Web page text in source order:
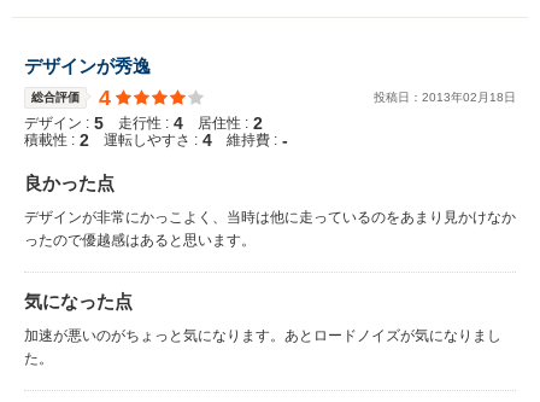
デザインが秀逸
総合評価 4 投稿日： 2013年02 月 18日
デザイン : 5 走行性 : 4 居住性 : 2
積載性 : 2 運転しやすさ : 4 維持費 : -
良かった点
デザインが非常にかっこよく、当時は他に走っているのをあまり見かけなか
ったので優越感はあると思います。
気になった点
加速が悪いのがちょっと気になります。あとロードノイズが気になりまし
た。